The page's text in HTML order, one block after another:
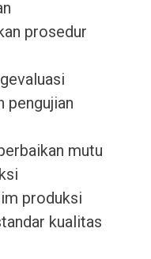
prosedur
pengujian
mutu
produksi
kualitas